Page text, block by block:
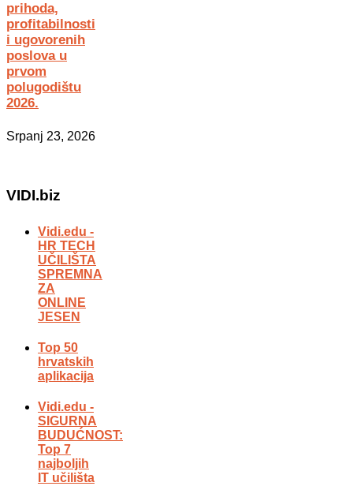
prihoda,
profitabilnosti
i ugovorenih
poslova u
prvom
polugodištu
2026.
Srpanj 23, 2026
VIDI.biz
Vidi.edu -
HR TECH
UČILIŠTA
SPREMNA
ZA
ONLINE
JESEN
Top 50
hrvatskih
aplikacija
Vidi.edu -
SIGURNA
BUDUĆNOST:
Top 7
najboljih
IT učilišta